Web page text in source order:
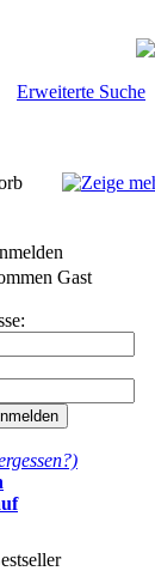
Erweiterte Suche
Gast